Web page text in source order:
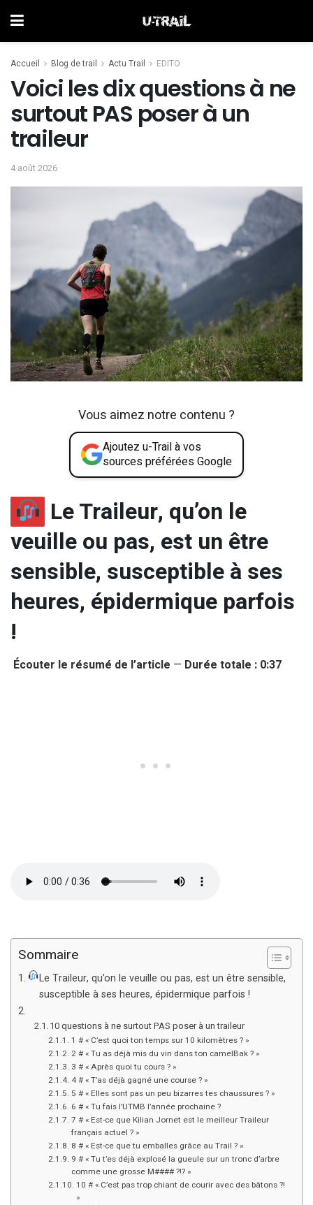
Accueil Blog de trail Actu Trail EDITO
Voici les dix questions à ne
surtout PAS poser à un
traileur
4 août 2026
Vous aimez notre contenu ?
Ajoutez u-Trail à vos
sources préférées Google
Le Traileur, qu’on le
veuille ou pas, est un être
sensible, susceptible à ses
heures, épidermique parfois
!
Écouter le résumé de l’article — Durée totale : 0:37
Sommaire
Le Traileur, qu’on le veuille ou pas, est un être sensible,
susceptible à ses heures, épidermique parfois !
10 questions à ne surtout PAS poser à un traileur
1 # « C’est quoi ton temps sur 10 kilomètres ? »
2 # « Tu as déjà mis du vin dans ton camelBak ? »
3 # « Après quoi tu cours ? »
4 # « T’as déjà gagné une course ? »
5 # « Elles sont pas un peu bizarres tes chaussures ? »
6 # « Tu fais l’UTMB l’année prochaine ?
7 # « Est-ce que Kilian Jornet est le meilleur Traileur
français actuel ? »
8 # « Est-ce que tu emballes grâce au Trail ? »
9 # « Tu t’es déjà explosé la gueule sur un tronc d’arbre
comme une grosse M#### ?!? »
10 # « C’est pas trop chiant de courir avec des bâtons ?!
»